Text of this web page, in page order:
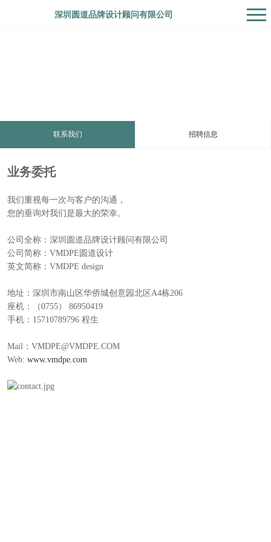
深圳圆道品牌设计顾问有限公司
联系我们 招聘信息
业务委托
我们重视每一次与客户的沟通，
您的垂询对我们是最大的荣幸。
公司全称：深圳圆道品牌设计顾问有限公司
公司简称：VMDPE圆道设计
英文简称：VMDPE design
地址：深圳市南山区华侨城创意园北区A4栋206
座机：（0755） 86950419
手机：15710789796 程生
Mail：VMDPE@VMDPE.COM
Web: www.vmdpe.com